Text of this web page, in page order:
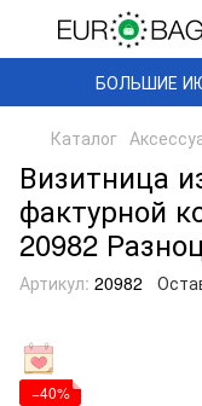
БОЛЬШИЕ
Каталог
Визитница
фактурной
20982
Артикул: 20982
−40%